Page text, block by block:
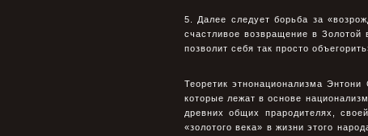
5. Далее следует борьба за
счастливое возвращение в
позволит себя так просто
Теоретик этнонационализма
которые лежат в основе
древних общих прародителях,
«золотого века» в жизни этого